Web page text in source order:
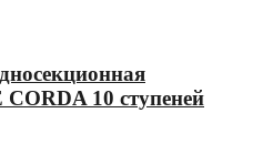
10 ступеней